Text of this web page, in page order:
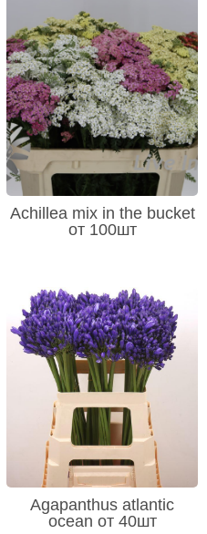
Achillea mix in the bucket
от 100шт
Agapanthus atlantic
ocean от 40шт